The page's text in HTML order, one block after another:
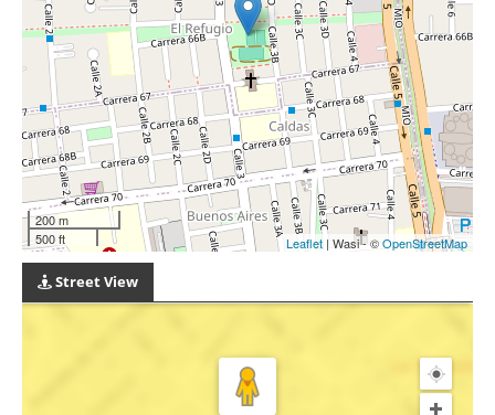
200 m
500 ft
Leaflet | Wasi - ©OpenStreetMap
Street View